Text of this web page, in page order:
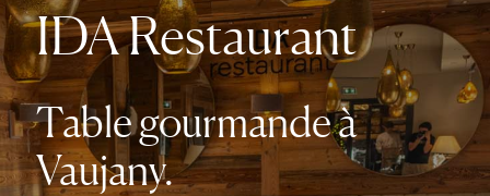
IDA Restaurant
Table gourmande à
Vaujany.